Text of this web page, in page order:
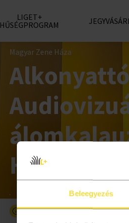
Beleegyezés
LIGET+
HŰSÉGPROGRAM
Magyar Zene Háza
Részletesebben a